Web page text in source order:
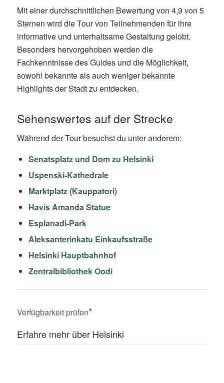
Mit einer durchschnittlichen Bewertung von 4,9 von 5
Sternen wird die Tour von Teilnehmenden für ihre
informative und unterhaltsame Gestaltung gelobt.
Besonders hervorgehoben werden die
Fachkenntnisse des Guides und die Möglichkeit,
sowohl bekannte als auch weniger bekannte
Highlights der Stadt zu entdecken.
Sehenswertes auf der Strecke
Während der Tour besuchst du unter anderem:
Senatsplatz und Dom zu Helsinki
Uspenski-Kathedrale
Marktplatz (Kauppatori)
Havis Amanda Statue
Esplanadi-Park
Aleksanterinkatu Einkaufsstraße
Helsinki Hauptbahnhof
Zentralbibliothek Oodi
Verfügbarkeit prüfen
Erfahre mehr über Helsinki